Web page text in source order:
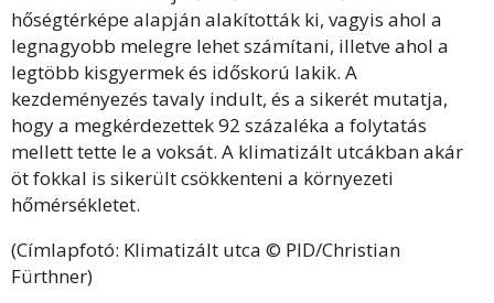
hőségtérképe alapján alakították ki, vagyis ahol a
legnagyobb melegre lehet számítani, illetve ahol a
legtöbb kisgyermek és időskorú lakik. A
kezdeményezés tavaly indult, és a sikerét mutatja,
hogy a megkérdezettek 92 százaléka a folytatás
mellett tette le a voksát. A klimatizált utcákban akár
öt fokkal is sikerült csökkenteni a környezeti
hőmérsékletet.
(Címlapfotó: Klimatizált utca © PID/Christian
Fürthner)